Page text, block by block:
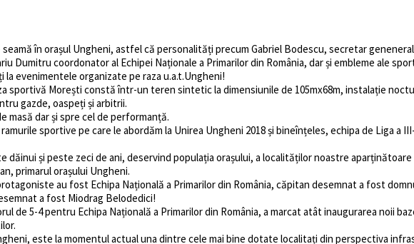
în orașul Ungheni, astfel că personalități precum Gabriel Bodescu, secretar
Dumitru coordonator al Echipei Naționale a Primarilor din România, dar și embleme ale
evenimentele organizate pe raza u.a.t.Ungheni!
sportivă Morești constă într-un teren sintetic la dimensiunile de 105mx68m, instalație
gazde, oaspeți și arbitrii.
masă dar și spre cel de performanță.
sportive pe care le abordăm la Unirea Ungheni 2018 și bineînțeles, echipa de Liga a
și peste zeci de ani, deservind populația orașului, a localităților noastre
primarul orașului Ungheni.
au fost Echipa Națională a Primarilor din România, căpitan desemnat a fost
a fost Miodrag Belodedici!
de 5-4 pentru Echipa Națională a Primarilor din România, a marcat atât inaugurarea noii
este la momentul actual una dintre cele mai bine dotate localitați din perspectiva